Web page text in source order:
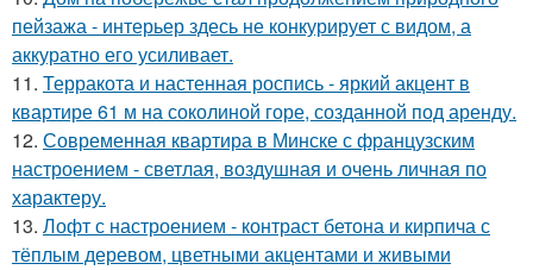
пейзажа - интерьер здесь не конкурирует с видом, а
аккуратно его усиливает.
11. Терракота и настенная роспись - яркий акцент в
квартире 61 м на соколиной горе, созданной под аренду.
12. Современная квартира в Минске с французским
настроением - светлая, воздушная и очень личная по
характеру.
13. Лофт с настроением - контраст бетона и кирпича с
тёплым деревом, цветными акцентами и живыми